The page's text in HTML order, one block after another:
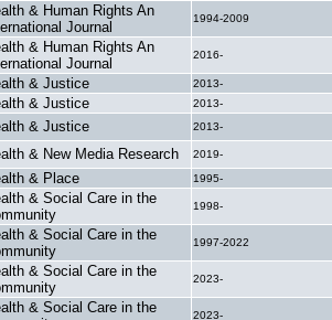
& Human Rights An
Journal
1994-2009
& Human Rights An
Journal
2016-
& Justice 2013-
& Justice 2013-
& Justice 2013-
& New Media Research 2019-
& Place 1995-
& Social Care in the
1998-
& Social Care in the
1997-2022
& Social Care in the
2023-
& Social Care in the
2023-